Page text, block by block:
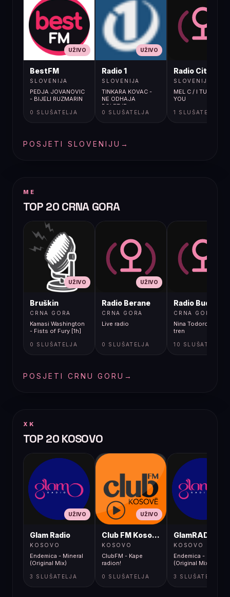
UŽIVO
BestFM
SLOVENIJA
PEDJA JOVANOVIC
- BIJELI RUZMARIN
0 SLUŠATELJA
UŽIVO
Radio 1
SLOVENIJA
TINKARA KOVAC -
NE ODHAJA
POLETJE
0 SLUŠATELJA
Radio City
SLOVENIJA
MEL C / I TURN TO
YOU
1 SLUŠATELJA
POSJETI SLOVENIJU →
ME
TOP 20 CRNA GORA
UŽIVO
Bruškin
CRNA GORA
Kamasi Washington
- Fists of Fury [1h]
0 SLUŠATELJA
UŽIVO
Radio Berane
CRNA GORA
Live radio
0 SLUŠATELJA
Radio Budva
CRNA GORA
Nina Todorovic -
tren
10 SLUŠATELJA
POSJETI CRNU GORU →
XK
TOP 20 KOSOVO
UŽIVO
Glam Radio
KOSOVO
Endemica - Mineral
(Original Mix)
3 SLUŠATELJA
UŽIVO
Club FM Kosovë
KOSOVO
ClubFM - Kape
radion!
0 SLUŠATELJA
GlamRADIO
KOSOVO
Endemica - Mineral
(Original Mix)
3 SLUŠATELJA